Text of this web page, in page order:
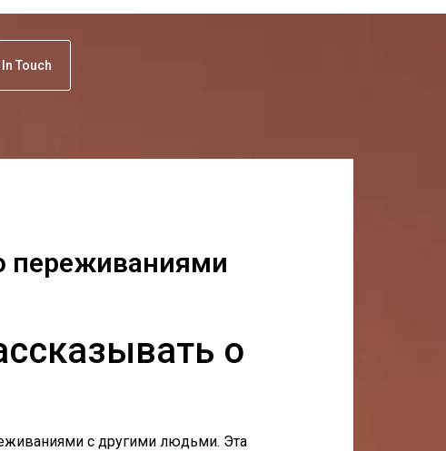
In Touch
переживаниями
о
с другими людьми. Эта